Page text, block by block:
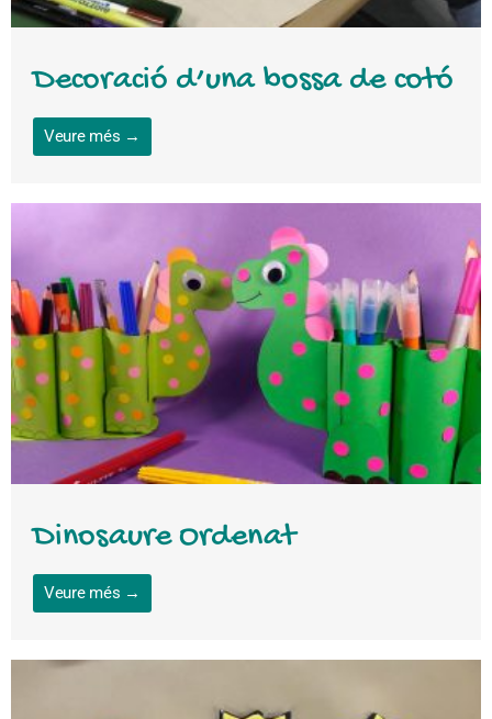
Decoració d’una bossa de cotó
Veure més →
Dinosaure Ordenat
Veure més →